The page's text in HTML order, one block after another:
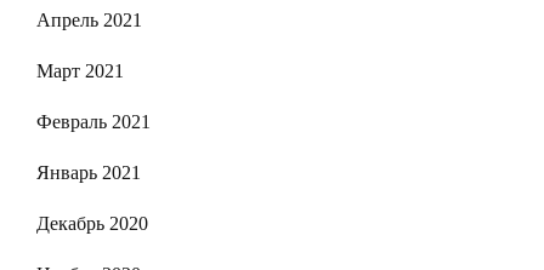
Апрель 2021
Март 2021
Февраль 2021
Январь 2021
Декабрь 2020